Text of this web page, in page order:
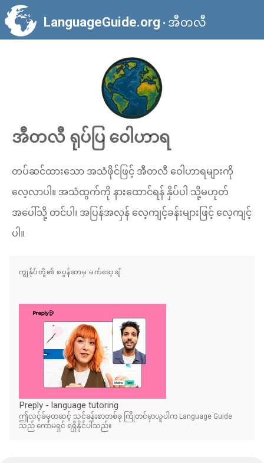
LanguageGuide.org • အီတလီ
အီတလီ ရုပ်ပြ ဝေါဟာရ
တပ်ဆင်ထားသော အသံဖိုင်ဖြင့် အီတလီ ဝေါဟာရများကို
လေ့လာပါ။ အသံထွက်ကို နားထောင်ရန် နှိပ်ပါ သို့မဟုတ်
အပေါ်သို့ တင်ပါ၊ အပြန်အလှန် လေ့ကျင့်ခန်းများဖြင့် လေ့ကျင့်
ပါ။
ကျွန်ုပ်တို့၏ စပွန်ဆာမှ မက်ဆေ့ချ်
Preply - language tutoring
ဤလင့်ခ်မှတဆင့် သင်ခန်းစာတစ်ခု ကြိုတင်မှာယူပါက Language Guide
သည် ကော်မရှင် ရရှိနိုင်ပါသည်။